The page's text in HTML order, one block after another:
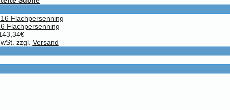
Flachpersenning
zzgl. Versand